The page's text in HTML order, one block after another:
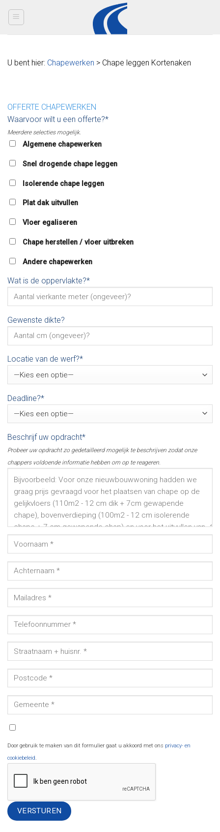
U bent hier: Chapewerken > Chape leggen Kortenaken
OFFERTE CHAPEWERKEN
Waarvoor wilt u een offerte?*
Meerdere selecties mogelijk.
Algemene chapewerken
Snel drogende chape leggen
Isolerende chape leggen
Plat dak uitvullen
Vloer egaliseren
Chape herstellen / vloer uitbreken
Andere chapewerken
Wat is de oppervlakte?*
Gewenste dikte?
Locatie van de werf?*
Deadline?*
Beschrijf uw opdracht*
Probeer uw opdracht zo gedetailleerd mogelijk te beschrijven zodat onze
chappers voldoende informatie hebben om op te reageren.
Door gebruik te maken van dit formulier gaat u akkoord met ons privacy- en
cookiebeleid.